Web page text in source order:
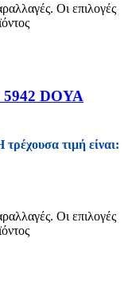
Οι επιλογές
DOYA
τρέχουσα τιμή είναι:
Οι επιλογές